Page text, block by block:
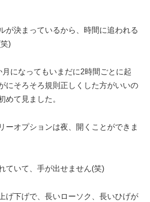
が決まっているから、時間に追われる
)
月になってもいまだに2時間ごとに起
にそろそろ規則正しくした方がいいの
めて見ました。
ーオプションは夜、開くことができま
ていて、手が出せません(笑)
げ下げで、長いローソク、長いひげが